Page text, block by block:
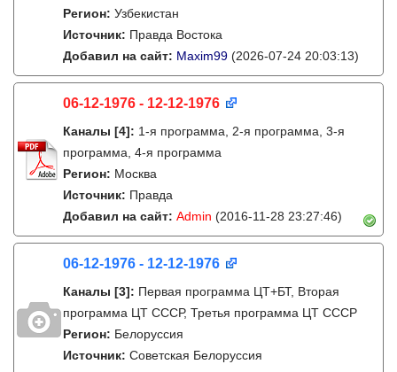
Регион: Узбекистан
Источник: Правда Востока
Добавил на сайт: Maxim99 (2026-07-24 20:03:13)
06-12-1976 - 12-12-1976
Каналы [4]: 1-я программа, 2-я программа, 3-я
программа, 4-я программа
Регион: Москва
Источник: Правда
Добавил на сайт: Admin (2016-11-28 23:27:46)
06-12-1976 - 12-12-1976
Каналы [3]: Первая программа ЦТ+БТ, Вторая
программа ЦТ ССCР, Третья программа ЦТ ССCР
Регион: Белоруссия
Источник: Советская Белоруссия